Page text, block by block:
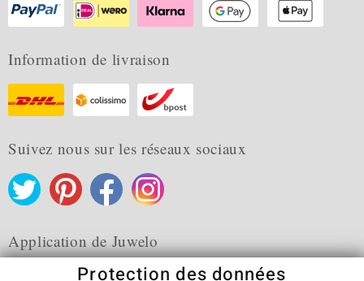
Information de livraison
Suivez nous sur les réseaux sociaux
Application de Juwelo
Protection des données